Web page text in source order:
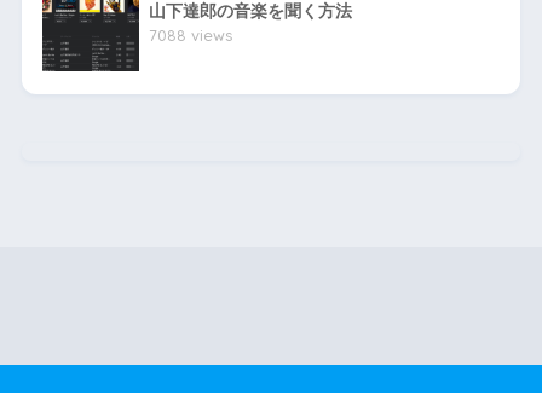
山下達郎の音楽を聞く方法
7088 views